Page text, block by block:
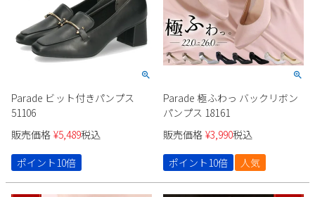
Parade ビット付きパンプス
51106
販売価格 ¥5,489税込
ポイント10倍
Parade 極ふわっ バックリボン
パンプス 18161
販売価格 ¥3,990税込
ポイント10倍
人気